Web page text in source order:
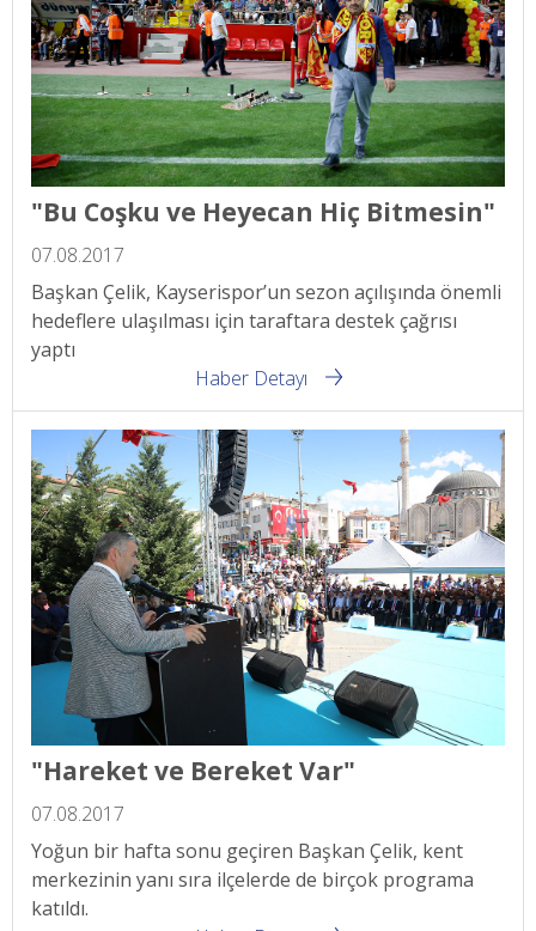
"Bu Coşku ve Heyecan Hiç Bitmesin"
07.08.2017
Başkan Çelik, Kayserispor’un sezon açılışında önemli
hedeflere ulaşılması için taraftara destek çağrısı
yaptı
Haber Detayı
"Hareket ve Bereket Var"
07.08.2017
Yoğun bir hafta sonu geçiren Başkan Çelik, kent
merkezinin yanı sıra ilçelerde de birçok programa
katıldı.